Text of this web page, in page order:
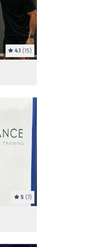
4.1 (15)
5 (7)